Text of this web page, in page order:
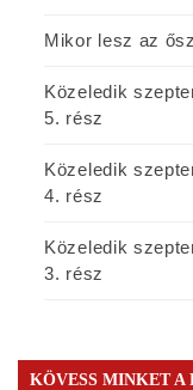
Mikor lesz az
Közeledik
5. rész
Közeledik
4. rész
Közeledik
3. rész
KÖVESS MINKET A